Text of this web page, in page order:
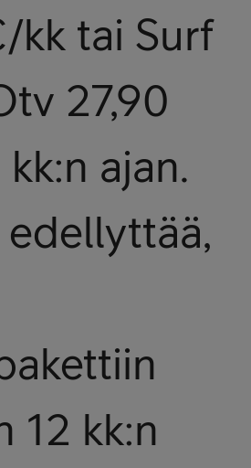
kk tai Surf
27,90
ajan.
edellyttää,
12 kk:n